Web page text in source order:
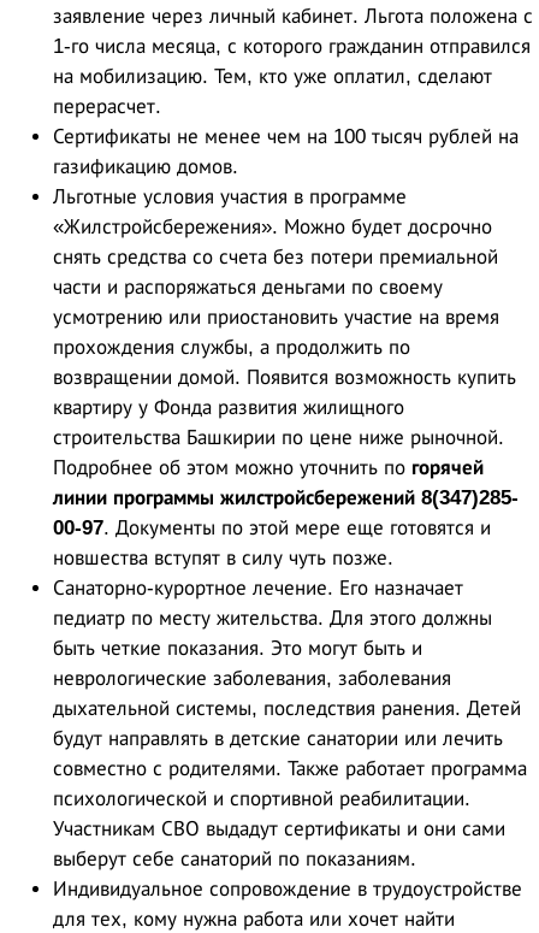
заявление через личный кабинет. Льгота положена с
1-го числа месяца, с которого гражданин отправился
на мобилизацию. Тем, кто уже оплатил, сделают
перерасчет.
Сертификаты не менее чем на 100 тысяч рублей на
газификацию домов.
Льготные условия участия в программе
«Жилстройсбережения». Можно будет досрочно
снять средства со счета без потери премиальной
части и распоряжаться деньгами по своему
усмотрению или приостановить участие на время
прохождения службы, а продолжить по
возвращении домой. Появится возможность купить
квартиру у Фонда развития жилищного
строительства Башкирии по цене ниже рыночной.
Подробнее об этом можно уточнить по горячей
линии программы жилстройсбережений 8(347)285-
00-97. Документы по этой мере еще готовятся и
новшества вступят в силу чуть позже.
Санаторно-курортное лечение. Его назначает
педиатр по месту жительства. Для этого должны
быть четкие показания. Это могут быть и
неврологические заболевания, заболевания
дыхательной системы, последствия ранения. Детей
будут направлять в детские санатории или лечить
совместно с родителями. Также работает программа
психологической и спортивной реабилитации.
Участникам СВО выдадут сертификаты и они сами
выберут себе санаторий по показаниям.
Индивидуальное сопровождение в трудоустройстве
для тех, кому нужна работа или хочет найти